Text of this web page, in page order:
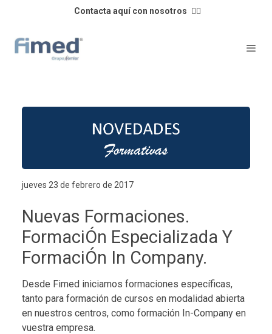
Contacta aquí con nosotros 👈🏼
jueves 23 de febrero de 2017
Nuevas Formaciones.
FormaciÓn Especializada Y
FormaciÓn In Company.
Desde Fimed iniciamos formaciones específicas,
tanto para formación de cursos en modalidad abierta
en nuestros centros, como formación In-Company en
vuestra empresa.